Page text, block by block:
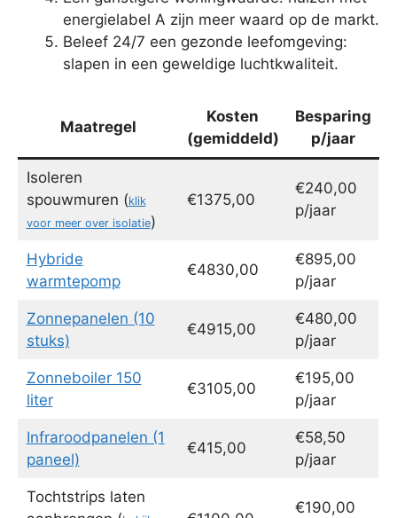
energielabel A zijn meer waard op de markt.
Beleef 24/7 een gezonde leefomgeving:
slapen in een geweldige luchtkwaliteit.
Maatregel
Kosten
(gemiddeld)
Besparing
p/jaar
Isoleren
spouwmuren (klik
voor meer over isolatie)
€1375,00
€240,00
p/jaar
Hybride
warmtepomp
€4830,00
€895,00
p/jaar
Zonnepanelen (10
stuks)
€4915,00
€480,00
p/jaar
Zonneboiler 150
liter
€3105,00
€195,00
p/jaar
Infraroodpanelen (1
paneel)
€415,00
€58,50
p/jaar
Tochtstrips laten
€190,00